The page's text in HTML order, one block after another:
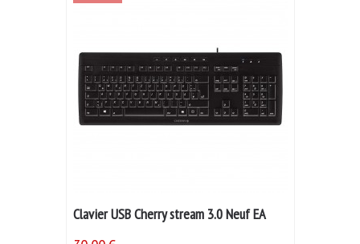
Clavier USB Cherry stream 3.0 Neuf EA